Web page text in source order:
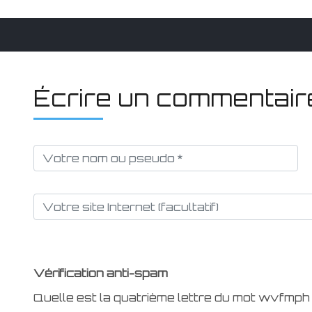
Écrire un
Vérification anti-spam
Quelle est la quatrième lettre du mot wvfmph